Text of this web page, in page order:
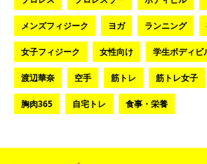
メンズフィジーク ヨガ ランニング
女子フィジーク 女性向け 学生ボディビ
渡辺華奈 空手 筋トレ 筋トレ女子
胸肉365 自宅トレ 食事・栄養